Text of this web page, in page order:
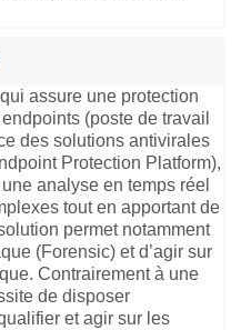
assure une protection
(poste de travail
des solutions antivirales
Protection Platform),
analyse en temps réel
tout en apportant de
permet notamment
(Forensic) et d’agir sur
Contrairement à une
de disposer
et agir sur les